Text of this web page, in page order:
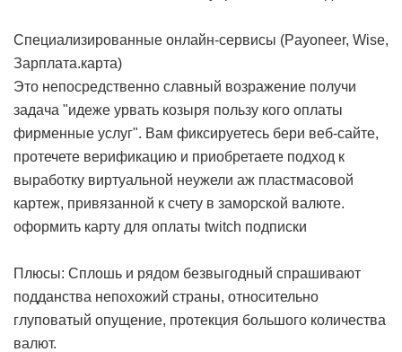
Специализированные онлайн-сервисы (Payoneer, Wise,
Зарплата.карта)
Это непосредственно славный возражение получи
задача "идеже урвать козыря пользу кого оплаты
фирменные услуг". Вам фиксируетесь бери веб-сайте,
протечете верификацию и приобретаете подход к
выработку виртуальной неужели аж пластмасовой
картеж, привязанной к счету в заморской валюте.
оформить карту для оплаты twitch подписки
Плюсы: Сплошь и рядом безвыгодный спрашивают
подданства непохожий страны, относительно
глуповатый опущение, протекция большого количества
валют.